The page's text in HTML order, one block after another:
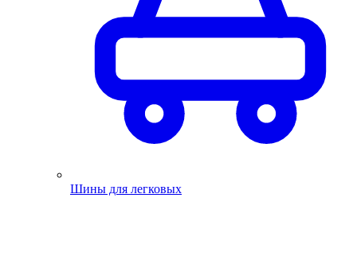
Шины для легковых